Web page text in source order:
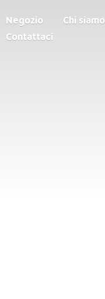
Negozio Chi siamo
Contattaci